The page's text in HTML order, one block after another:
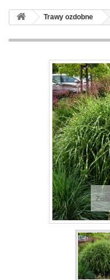
Trawy ozdobne